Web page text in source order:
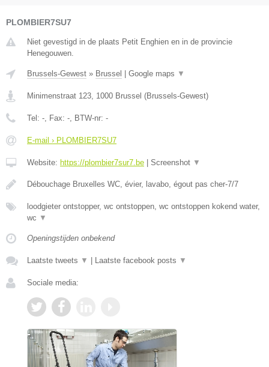
PLOMBIER7SU7
Niet gevestigd in de plaats Petit Enghien en in de provincie
Henegouwen.
Brussels-Gewest » Brussel Google maps ▼
Minimenstraat 123, 1000 Brussel (Brussels-Gewest)
Tel: -, Fax: -, BTW-nr: -
E-mail › PLOMBIER7SU7
Website: https://plombier7sur7.be Screenshot ▼
Débouchage Bruxelles WC, évier, lavabo, égout pas cher-7/7
loodgieter ontstopper, wc ontstoppen, wc ontstoppen kokend water,
wc ▼
Openingstijden onbekend
Laatste tweets ▼ Laatste facebook posts ▼
Sociale media: